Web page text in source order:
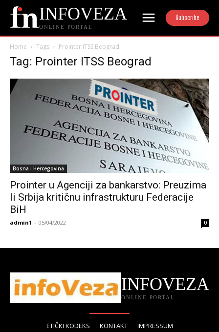
INFOVEZA
ONLINE PORTAL
Subscribe
Home Tags Prointer ITSS Beograd
Tag: Prointer ITSS Beograd
Bosna i Hercegovina
Prointer u Agenciji za bankarstvo: Preuzima
li Srbija kritičnu infrastrukturu Federacije
BiH
admin1 - 05/04/2022 0
INFOVEZA
ONLINE PORTAL
ETIČKI KODEKS KONTAKT IMPRESSUM